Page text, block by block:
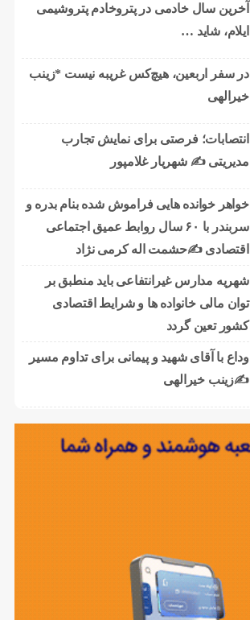
آخرین سال خادمی در پتروخادم پتروشیمی
ایلام، شاید …
در سفر اربعین، هیچ‌کس غریبه نیست *زینب
خیرالهی
انتصابات؛ فرصتی برای نمایش تجارب
مدیریتی ✍ شهریار غلامپور
خواهر خوانده هایی فراموش شده بنام بدره و
سربندر با ۶۰ سال روابط عمیق اجتماعی
اقتصادی ✍حشمت اله کرمی نژاد
شهریه مدارس غیرانتفاعی باید منطبق بر
توان مالی خانواده ها و شرایط اقتصادی
کشور تعین گردد
وداع با آقای شهید و پیمانی برای تداوم مسیر
✍زینب خیرالهی